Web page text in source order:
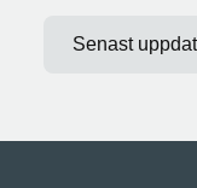
Senast